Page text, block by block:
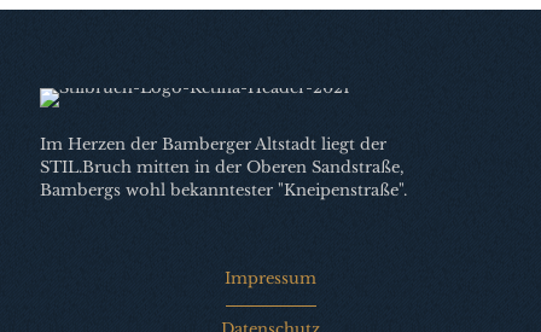
Im Herzen der Bamberger Altstadt liegt der
STIL.Bruch mitten in der Oberen Sandstraße,
Bambergs wohl bekanntester "Kneipenstraße".
Impressum